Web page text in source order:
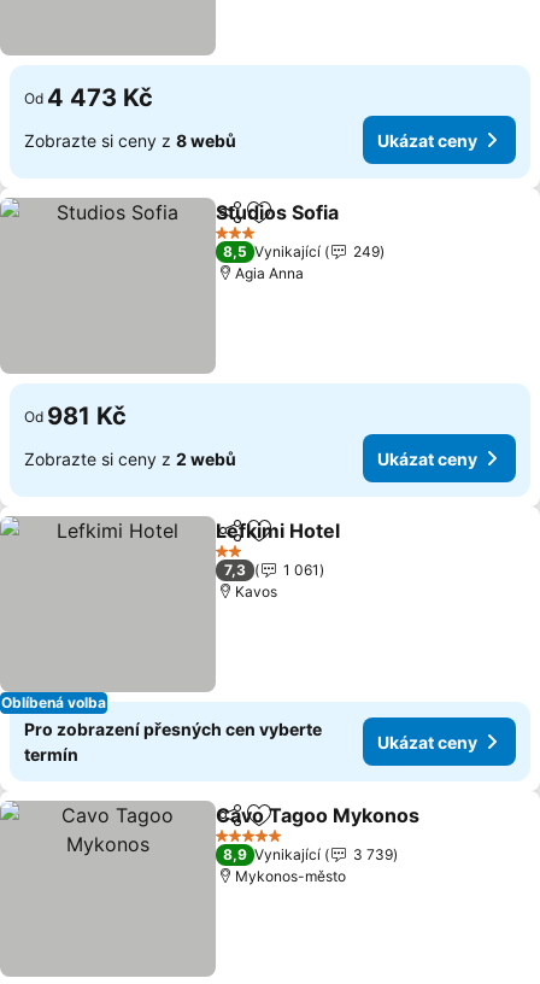
Od 4 473 Kč
Zobrazte si ceny z 8 webů Ukázat ceny
SdíletPřidat na seznam oblíbených
Studios Sofia
3 Počet hvězdiček
8,5 Vynikající
249
Agia Anna
Od 981 Kč
Zobrazte si ceny z 2 webů Ukázat ceny
Oblíbená volba
SdíletPřidat na seznam oblíbených
Lefkimi Hotel
2 Počet hvězdiček
7,3
1 061
Kavos
Pro zobrazení přesných cen vyberte
termín
Ukázat ceny
SdíletPřidat na seznam oblíbených
Cavo Tagoo Mykonos
5 Počet hvězdiček
8,9 Vynikající
3 739
Mykonos-město